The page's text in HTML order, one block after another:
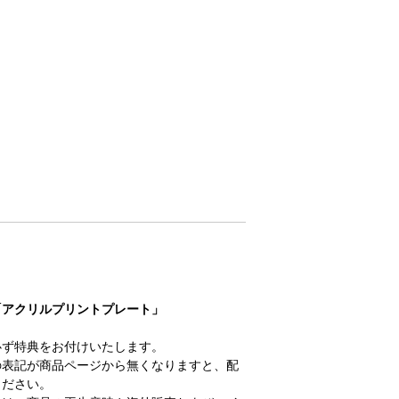
クリルプリントプレート」
特典をお付けいたします。
記が商品ページから無くなりますと、配
さい。